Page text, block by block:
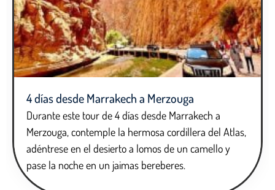
4 días desde Marrakech a Merzouga
Durante este tour de 4 días desde Marrakech a
Merzouga, contemple la hermosa cordillera del Atlas,
adéntrese en el desierto a lomos de un camello y
pase la noche en un jaimas bereberes.